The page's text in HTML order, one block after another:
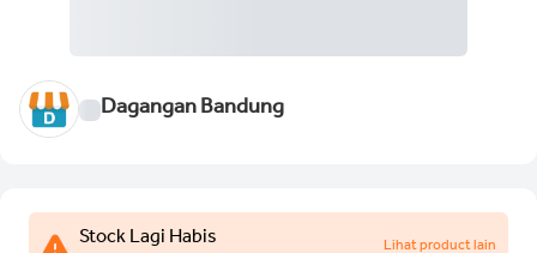
Dagangan Bandung
Stock Lagi Habis Lihat product lain